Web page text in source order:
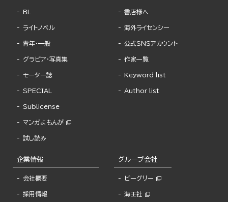
BL
ライトノベル
青年・一般
グラビア・写真集
モーター誌
SPECIAL
Sublicense
マンガよもんが
試し読み
書店様へ
海外ライセンシー
公式SNSアカウント
作家一覧
Keyword list
Author list
企業情報
会社概要
採用情報
グループ会社
ビーグリー
海王社